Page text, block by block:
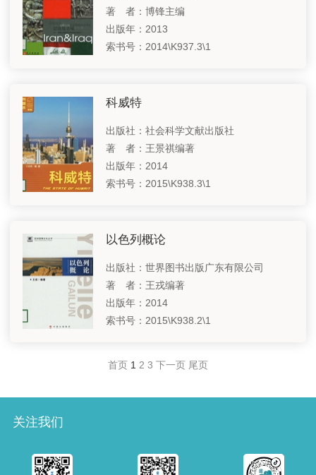
著 者：博锋主编
出版年：2013
索书号：2014\K937.3\1
科威特
出版社：社会科学文献出版社
著 者：王景祺编著
出版年：2014
索书号：2015\K938.3\1
以色列概论
出版社：世界图书出版广东有限公司
著 者：王戎编著
出版年：2014
索书号：2015\K938.2\1
首页 1 2 3 下一页 尾页
关注我们